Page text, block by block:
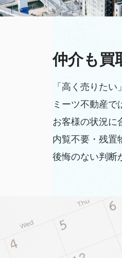
仲介も買
「高く売りた
ミーツ不動産で
お客様の状況に
内覧不要・残置
後悔のない判断